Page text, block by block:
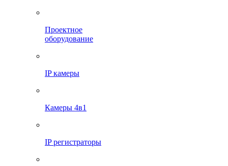
Проектное
оборудование
IP камеры
Камеры 4в1
IP регистраторы